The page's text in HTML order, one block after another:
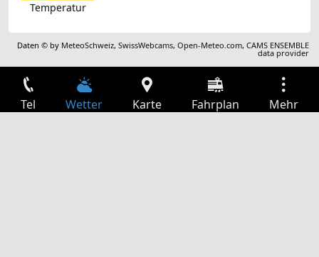
Temperatur
Daten © by MeteoSchweiz,SwissWebcams,Open-Meteo.com,CAMS ENSEMBLE
data provider
Tel Wetter Karte Fahrplan Mehr